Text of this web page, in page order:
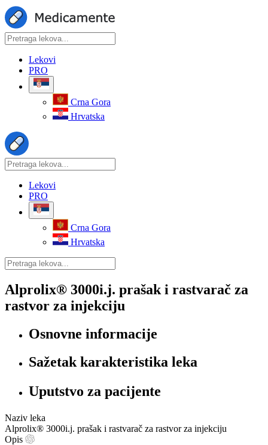
Lekovi
PRO
Crna Gora
Hrvatska
Lekovi
PRO
Crna Gora
Hrvatska
Alprolix® 3000i.j. prašak i rastvarač za
rastvor za injekciju
Osnovne informacije
Sažetak karakteristika leka
Uputstvo za pacijente
Naziv leka
Alprolix® 3000i.j. prašak i rastvarač za rastvor za injekciju
Opis